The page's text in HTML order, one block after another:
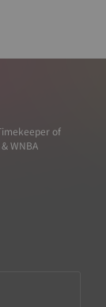
of
WNBA